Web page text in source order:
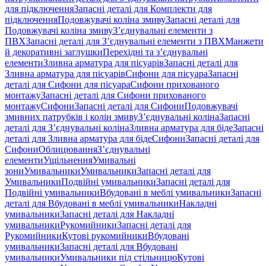
для підключенняЗапасні деталі для Комплекти для
підключенняПодовжувачі коліна змивуЗапасні деталі для
Подовжувачі коліна змивуЗ’єднувальні елементи з
ПВХЗапасні деталі для З’єднувальні елементи з ПВХМанжети
й декоративні заглушкиПерехідні та з’єднувальні
елементиЗливна арматура для пісуарівЗапасні деталі для
Зливна арматура для пісуарівСифони для пісуараЗапасні
деталі для Сифони для пісуараСифони прихованого
монтажуЗапасні деталі для Сифони прихованого
монтажуСифониЗапасні деталі для СифониПодовжувачі
змивних патрубків і колін змивуЗ’єднувальні колінаЗапасні
деталі для З’єднувальні колінаЗливна арматура для бідеЗапасні
деталі для Зливна арматура для бідеСифониЗапасні деталі для
СифониОблицюванняЗ’єднувальні
елементиУщільненняУмивальні
зониУмивальникиУмивальникиЗапасні деталі для
УмивальникиПодвійні умивальникиЗапасні деталі для
Подвійні умивальникиВбудовані в меблі умивальникиЗапасні
деталі для Вбудовані в меблі умивальникиНакладні
умивальникиЗапасні деталі для Накладні
умивальникиРукомийникиЗапасні деталі для
РукомийникиКутові рукомийникиВбудовані
умивальникиЗапасні деталі для Вбудовані
умивальникиУмивальники під стільницюКутові